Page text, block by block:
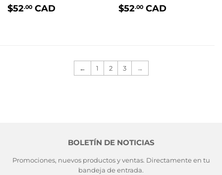
PRIX
$52.00 CAD PRIX
$52.00 CAD
← 1 2 3 →
BOLETÍN DE NOTICIAS
Promociones, nuevos productos y ventas. Directamente en tu
bandeja de entrada.